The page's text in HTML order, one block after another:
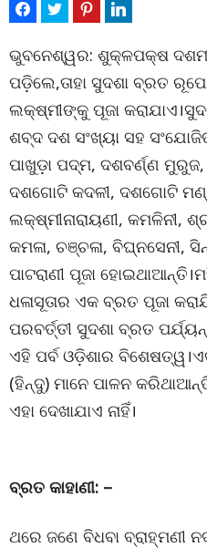
ଭୁବନେଶ୍ୱର: ଶୁକ୍ଳପକ୍ଷ
ପଡ଼ିଲେ,ତାହା ସୁଦଶା ବ୍ରତ
ଲକ୍ଷ୍ମୀଙ୍କୁ ପୂଜା
ଶବ୍ଦ ଦଶ ସଂଖ୍ୟା ସହ
ପାଖୁଡ଼ା ପଦ୍ମ, ଦଶବର୍ଣ୍ଣ
ଦଶଗୋଟି କଦଳୀ, ଦଶଗୋଟି
ଲକ୍ଷ୍ମୀନାରାୟଣୀ, କମଳିନୀ,
କମଳା, ଚଞ୍ଚଳା, ବିଘ୍ନସେନୀ,
ପାଟରାଣୀ ପୂଜା
ଧଳାସୂତାର ଏକ ବ୍ରତ ପୂଜା
ପରବର୍ତ୍ତୀ ସୁଦଶା ବ୍ରତ
ଏହି ପର୍ବ ଓଡ଼ିଶାର
(ହିନ୍ଦୁ) ମାନେ ପାଳନ
ଏହା ଦେଖାଯାଏ ନାହିଁ।
ବ୍ରତ କାହାଣୀ: –
ଥରେ ଜଣେ ବିଧବା ବ୍ରାହ୍ମଣୀ